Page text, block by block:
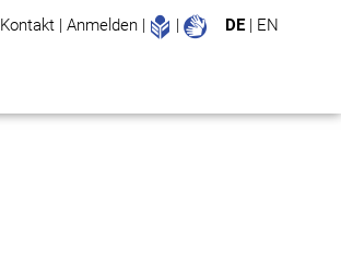
Kontakt | Anmelden | Leichte Sprache
| DE | EN